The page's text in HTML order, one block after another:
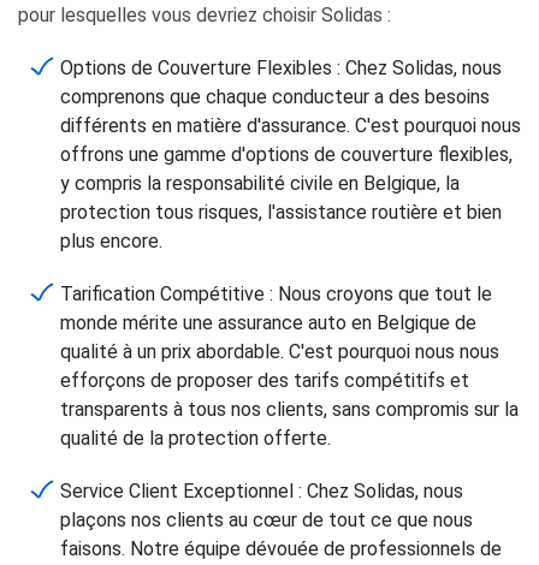
pour lesquelles vous devriez choisir Solidas :
Options de Couverture Flexibles : Chez Solidas, nous
comprenons que chaque conducteur a des besoins
différents en matière d'assurance. C'est pourquoi nous
offrons une gamme d'options de couverture flexibles,
y compris la responsabilité civile en Belgique, la
protection tous risques, l'assistance routière et bien
plus encore.
Tarification Compétitive : Nous croyons que tout le
monde mérite une assurance auto en Belgique de
qualité à un prix abordable. C'est pourquoi nous nous
efforçons de proposer des tarifs compétitifs et
transparents à tous nos clients, sans compromis sur la
qualité de la protection offerte.
Service Client Exceptionnel : Chez Solidas, nous
plaçons nos clients au cœur de tout ce que nous
faisons. Notre équipe dévouée de professionnels de